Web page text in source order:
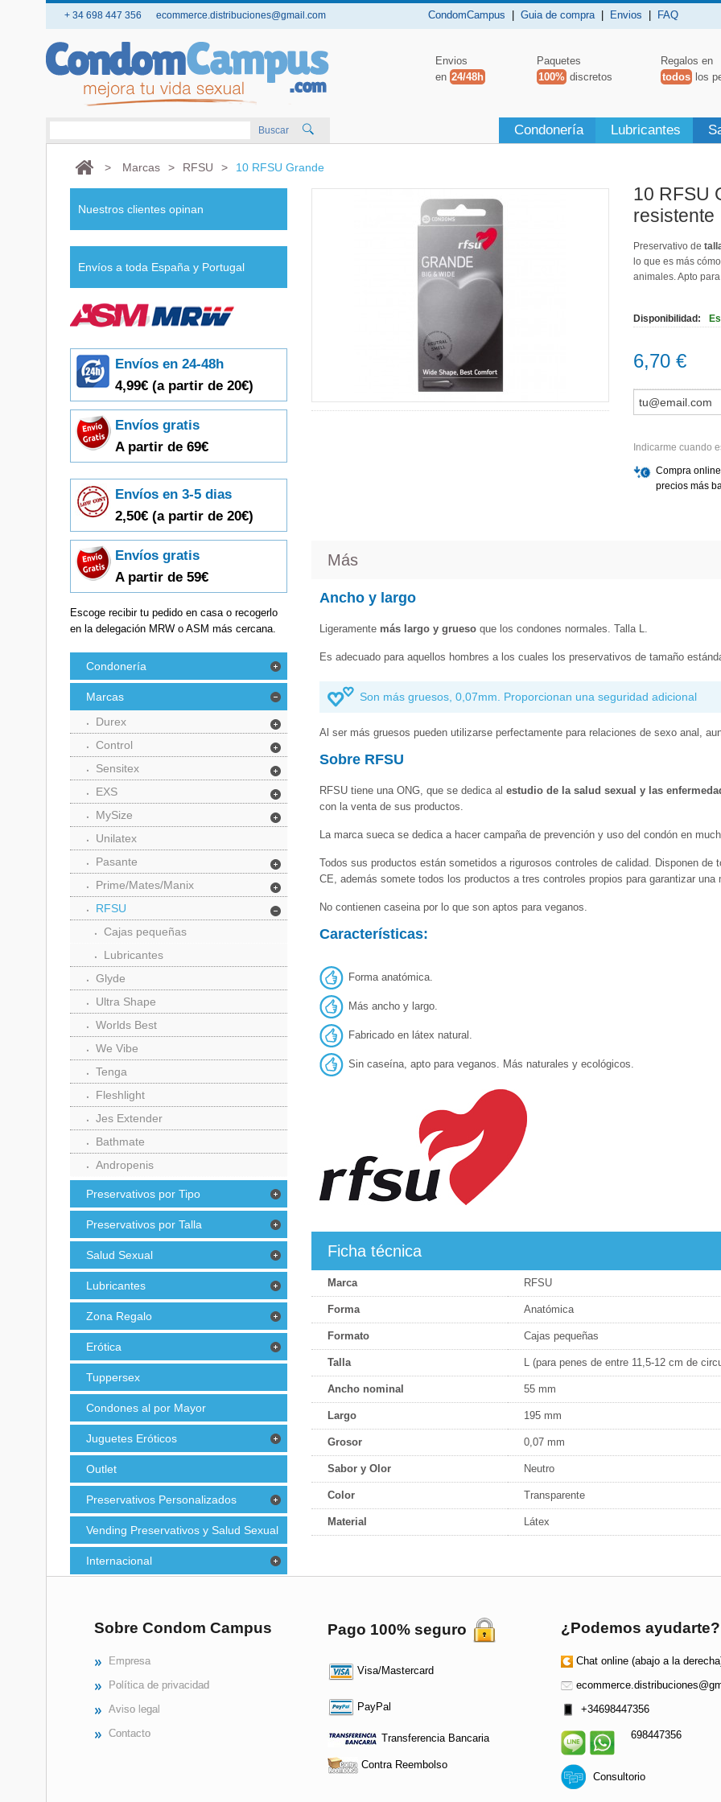
CondomCampus Guia de compra Envios FAQ
Buscar Lubricantes
Condonería
Envios
en 24/48h
Paquetes
100% discretos
Regalos en
todos los
+ 34 698 447 356 ecommerce.distribuciones@gmail.com
Nuestros clientes opinan
Envíos a toda España y Portugal
Envíos en 24-48h
4,99€ (a partir de 20€)
Envíos gratis
A partir de 69€
Envíos en 3-5 dias
2,50€ (a partir de 20€)
Envíos gratis
A partir de 59€
Escoge recibir tu pedido en casa o recogerlo
en la delegación MRW o ASM más cercana.
Condonería
Marcas
Durex
Control
Sensitex
EXS
MySize
Unilatex
Pasante
Prime/Mates/Manix
RFSU
Cajas pequeñas
Lubricantes
Glyde
Ultra Shape
Worlds Best
We Vibe
Tenga
Fleshlight
Jes Extender
Bathmate
Andropenis
Preservativos por Tipo
Preservativos por Talla
Salud Sexual
Lubricantes
Zona Regalo
Erótica
Tuppersex
Condones al por Mayor
Juguetes Eróticos
Outlet
Preservativos Personalizados
Vending Preservativos y Salud Sexual
Internacional
> Marcas > RFSU > 10 RFSU Grande
10 RFSU
resistente
Preservativo de
lo que es más
animales. Apto
Disponibilidad:
6,70 €
Indicarme cuando
Compra
precios más
Más
Ancho y largo
Ligeramente más largo y grueso que los condones normales. Talla L.
Es adecuado para aquellos hombres a los cuales los preservativos de tamaño
Son más gruesos, 0,07mm. Proporcionan una seguridad adicional
Al ser más gruesos pueden utilizarse perfectamente para relaciones de sexo anal,
Sobre RFSU
RFSU tiene una ONG, que se dedica al estudio de la salud sexual y las
con la venta de sus productos.
La marca sueca se dedica a hacer campaña de prevención y uso del condón en
Todos sus productos están sometidos a rigurosos controles de calidad. Disponen
CE, además somete todos los productos a tres controles propios para garantizar una
No contienen caseina por lo que son aptos para veganos.
Características:
Forma anatómica.
Más ancho y largo.
Fabricado en látex natural.
Sin caseína, apto para veganos. Más naturales y ecológicos.
Ficha técnica
Marca RFSU
Forma Anatómica
Formato Cajas pequeñas
Talla L (para penes de entre 11,5-12 cm de
Ancho nominal 55 mm
Largo 195 mm
Grosor 0,07 mm
Sabor y Olor Neutro
Color Transparente
Material Látex
Sobre Condom Campus
Empresa
Política de privacidad
Aviso legal
Contacto
Pago 100% seguro
Visa/Mastercard
PayPal
Transferencia Bancaria
Contra Reembolso
¿Podemos ayudarte?
Chat online (abajo a la
+34698447356
698447356
Consultorio